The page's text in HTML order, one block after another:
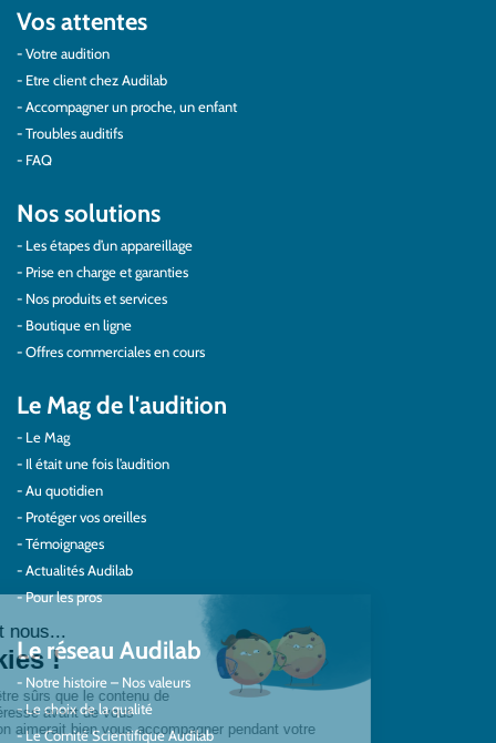
Vos attentes
Votre audition
Etre client chez Audilab
Accompagner un proche, un enfant
Troubles auditifs
FAQ
Nos solutions
Les étapes d’un appareillage
Prise en charge et garanties
Nos produits et services
Boutique en ligne
Offres commerciales en cours
Le Mag de l'audition
Le Mag
Il était une fois l’audition
Au quotidien
Protéger vos oreilles
Témoignages
Actualités Audilab
Pour les pros
Le réseau Audilab
Notre histoire – Nos valeurs
Le choix de la qualité
Le Comité Scientifique Audilab